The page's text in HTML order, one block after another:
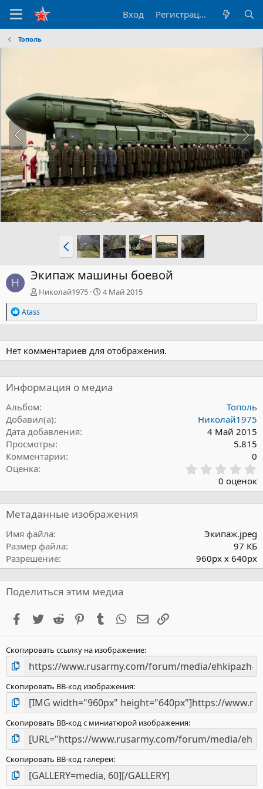
Вход Регистрация
Тополь
Н Экипаж машины боевой
Николай1975 4 Май 2015
Р
е
к
ц
:
Atass
Нет комментариев для отображения.
Информация о медиа
Альбом
Тополь
Добавил(а)
Николай1975
Дата добавления
4 Май 2015
Просмотры
5.815
Комментарии
0
Оценка
,
0
0
д
0 оценок
Метаданные изображения
Имя файла
Экипаж.jpeg
Размер файла
97 КБ
Разрешение
960px x 640px
Поделиться этим медиа
Facebook
Twitter Reddit PinterestTumblr WhatsAppЭлектронная почта
Скопировать ссылку на изображение
Скопировать BB-код изображения
Скопировать BB-код с миниатюрой изображения
Скопировать BB-код галереи